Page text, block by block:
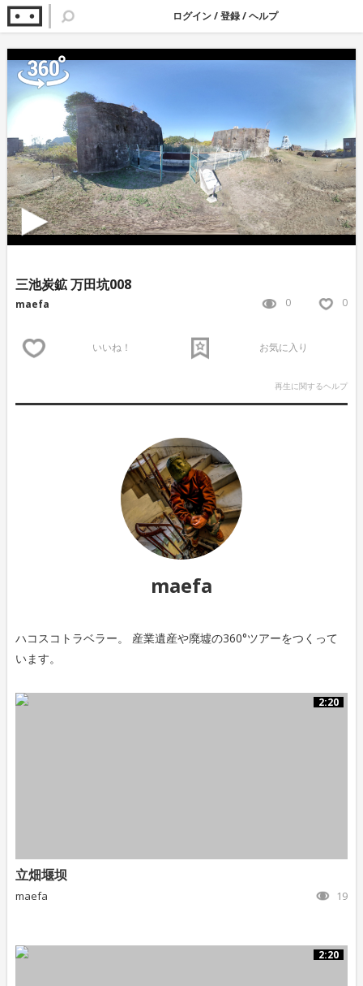
ログイン/登録/ヘルプ
三池炭鉱 万田坑008
maefa 0 0
いいね！ お気に入り
再生に関するヘルプ
maefa
ハコスコトラベラー。 産業遺産や廃墟の360°ツアーをつくって
います。
2:20
立畑堰坝
maefa 19
2:20